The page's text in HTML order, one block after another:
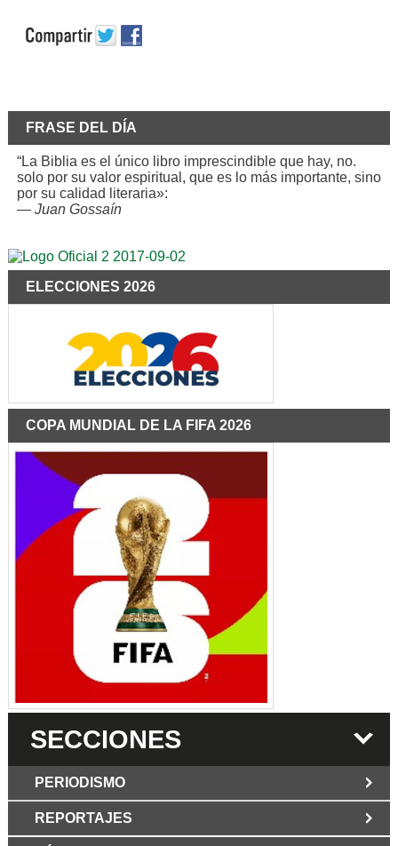
FRASE DEL DÍA
“La Biblia es el único libro imprescindible que hay, no.
solo por su valor espiritual, que es lo más importante, sino
por su calidad literaria»:
— Juan Gossaín
ELECCIONES 2026
COPA MUNDIAL DE LA FIFA 2026
SECCIONES
PERIODISMO
Los Periodist@s
REPORTAJES